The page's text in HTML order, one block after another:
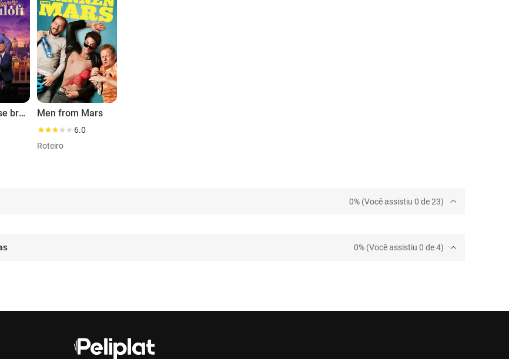
Marokkaanse bruiloft Men from Mars
6.0
Roteiro
0% (Você assistiu 0 de 23)
0% (Você assistiu 0 de 4)